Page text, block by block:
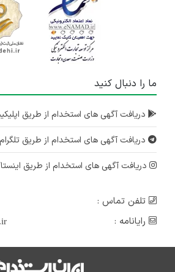
ما را دنبال کنید
دریافت آگهی های استخدام از طریق
دریافت آگهی های استخدام از طریق تلگرام
دریافت آگهی های استخدام از طریق
تلفن تماس :
رایانامه :